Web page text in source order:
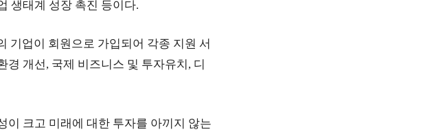
생태계 성장 촉진 등이다.
기업이 회원으로 가입되어 각종 지원 서
개선, 국제 비즈니스 및 투자유치, 디
이 크고 미래에 대한 투자를 아끼지 않는